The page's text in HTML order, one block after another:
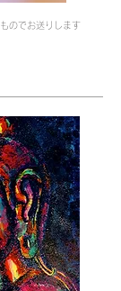
のでお送りします